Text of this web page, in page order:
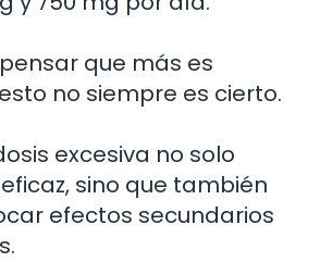
que más es
no siempre es cierto.
excesiva no solo
sino que también
efectos secundarios